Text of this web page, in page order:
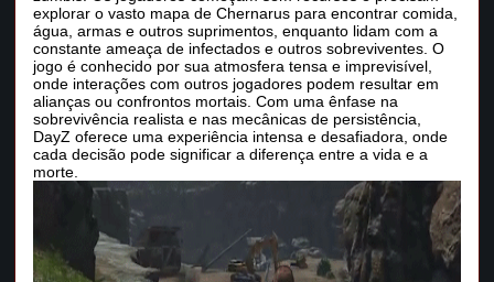
explorar o vasto mapa de Chernarus para encontrar comida,
água, armas e outros suprimentos, enquanto lidam com a
constante ameaça de infectados e outros sobreviventes. O
jogo é conhecido por sua atmosfera tensa e imprevisível,
onde interações com outros jogadores podem resultar em
alianças ou confrontos mortais. Com uma ênfase na
sobrevivência realista e nas mecânicas de persistência,
DayZ oferece uma experiência intensa e desafiadora, onde
cada decisão pode significar a diferença entre a vida e a
morte.